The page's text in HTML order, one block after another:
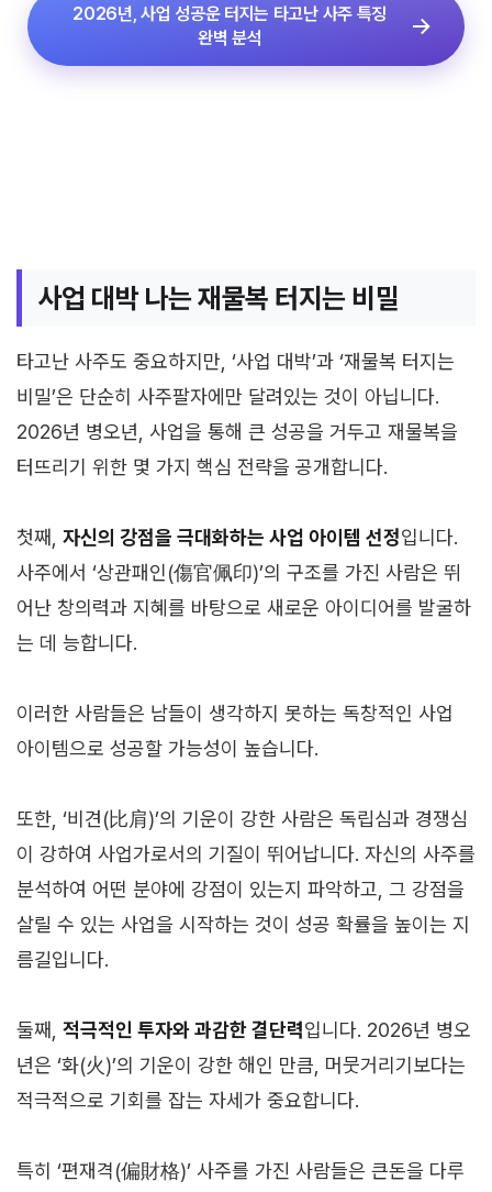
2026년, 사업 성공운 터지는 타고난 사주 특징
완벽 분석
사업 대박 나는 재물복 터지는 비밀
타고난 사주도 중요하지만, ‘사업 대박’과 ‘재물복 터지는
비밀’은 단순히 사주팔자에만 달려있는 것이 아닙니다.
2026년 병오년, 사업을 통해 큰 성공을 거두고 재물복을
터뜨리기 위한 몇 가지 핵심 전략을 공개합니다.
첫째, 자신의 강점을 극대화하는 사업 아이템 선정입니다.
사주에서 ‘상관패인(傷官佩印)’의 구조를 가진 사람은 뛰
어난 창의력과 지혜를 바탕으로 새로운 아이디어를 발굴하
는 데 능합니다.
이러한 사람들은 남들이 생각하지 못하는 독창적인 사업
아이템으로 성공할 가능성이 높습니다.
또한, ‘비견(比肩)’의 기운이 강한 사람은 독립심과 경쟁심
이 강하여 사업가로서의 기질이 뛰어납니다. 자신의 사주를
분석하여 어떤 분야에 강점이 있는지 파악하고, 그 강점을
살릴 수 있는 사업을 시작하는 것이 성공 확률을 높이는 지
름길입니다.
둘째, 적극적인 투자와 과감한 결단력입니다. 2026년 병오
년은 ‘화(火)’의 기운이 강한 해인 만큼, 머뭇거리기보다는
적극적으로 기회를 잡는 자세가 중요합니다.
특히 ‘편재격(偏財格)’ 사주를 가진 사람들은 큰돈을 다루